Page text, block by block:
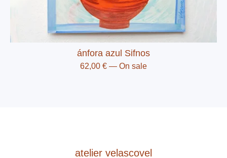
ánfora azul Sifnos
62,00 € — On sale
atelier velascovel